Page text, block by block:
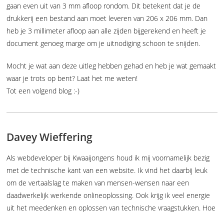
gaan even uit van 3 mm afloop rondom. Dit betekent dat je de
drukkerij een bestand aan moet leveren van 206 x 206 mm. Dan
heb je 3 millimeter afloop aan alle zijden bijgerekend en heeft je
document genoeg marge om je uitnodiging schoon te snijden.
Mocht je wat aan deze uitleg hebben gehad en heb je wat gemaakt
waar je trots op bent? Laat het me weten!
Tot een volgend blog :-)
Davey Wieffering
Als webdeveloper bij Kwaaijongens houd ik mij voornamelijk bezig
met de technische kant van een website. Ik vind het daarbij leuk
om de vertaalslag te maken van mensen-wensen naar een
daadwerkelijk werkende onlineoplossing. Ook krijg ik veel energie
uit het meedenken en oplossen van technische vraagstukken. Hoe